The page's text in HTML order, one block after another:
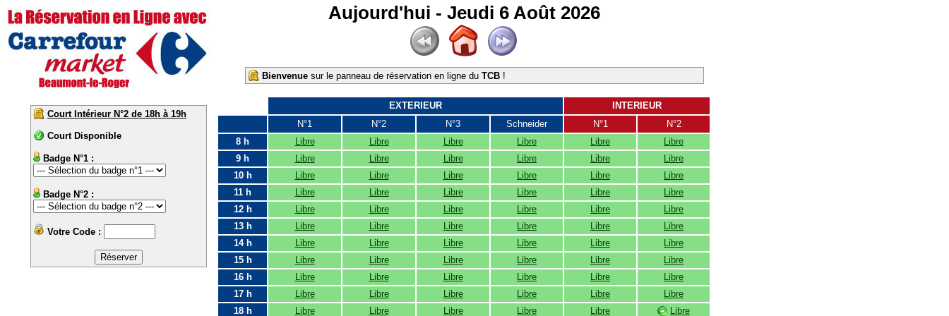
Aujourd'hui - Jeudi 6 Août 2026
Bienvenue sur le panneau de réservation en ligne du TCB !
Court Intérieur N°2 de 18h à 19h
Court Disponible
Badge N°1 :
Badge N°2 :
Votre Code :
EXTERIEUR
INTERIEUR
N°1
N°2 N°3 Schneider N°1
N°2
8 h
Libre Libre Libre Libre Libre
Libre
9 h
Libre Libre Libre Libre Libre
Libre
10 h
Libre Libre Libre Libre Libre
Libre
11 h
Libre Libre Libre Libre Libre
Libre
12 h
Libre Libre Libre Libre Libre
Libre
13 h
Libre Libre Libre Libre Libre
Libre
14 h
Libre Libre Libre Libre Libre
Libre
15 h
Libre Libre Libre Libre Libre
Libre
16 h
Libre Libre Libre Libre Libre
Libre
17 h
Libre Libre Libre Libre Libre
Libre
18 h
Libre Libre Libre Libre Libre
Libre